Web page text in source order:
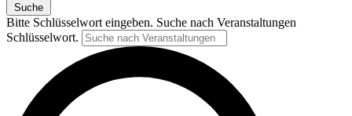
Suche
Bitte Schlüsselwort eingeben. Suche nach Veranstaltungen
Schlüsselwort.